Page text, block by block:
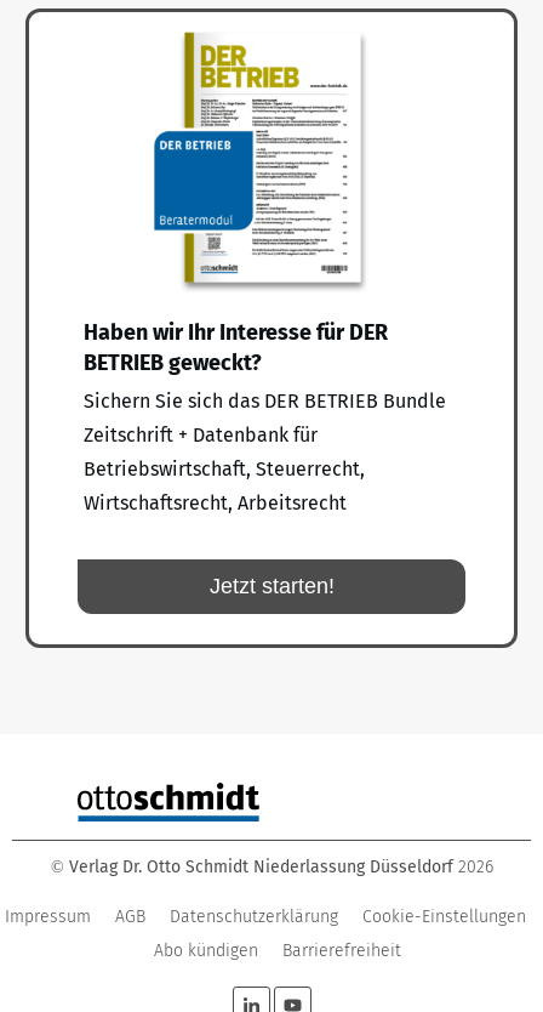
Haben wir Ihr Interesse für DER
BETRIEB geweckt?
Sichern Sie sich das DER BETRIEB Bundle
Zeitschrift + Datenbank für
Betriebswirtschaft, Steuerrecht,
Wirtschaftsrecht, Arbeitsrecht
Jetzt starten!
© Verlag Dr. Otto Schmidt Niederlassung Düsseldorf 2026
Impressum AGB Datenschutzerklärung
Cookie-Einstellungen
Abo kündigen
Barrierefreiheit